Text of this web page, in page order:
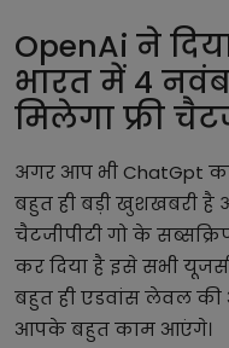
OpenAi ने
भारत में 4
मिलेगा फ्री
अगर आप भी ChatGpt
बहुत ही बड़ी खुशखबरी
चैटजीपीटी गो के
कर दिया है इसे सभी
बहुत ही एडवांस लेवल की
आपके बहुत काम आएंगे।